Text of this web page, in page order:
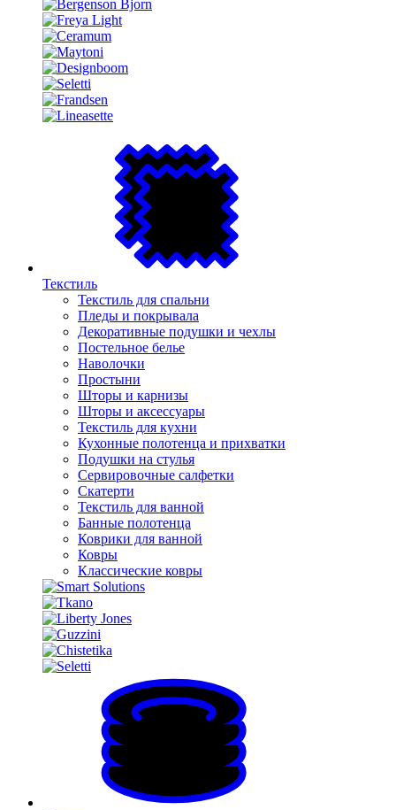
Текстиль
Текстиль для спальни
Пледы и покрывала
Декоративные подушки и чехлы
Постельное белье
Наволочки
Простыни
Шторы и карнизы
Шторы и аксессуары
Текстиль для кухни
Кухонные полотенца и прихватки
Подушки на стулья
Сервировочные салфетки
Скатерти
Текстиль для ванной
Банные полотенца
Коврики для ванной
Ковры
Классические ковры